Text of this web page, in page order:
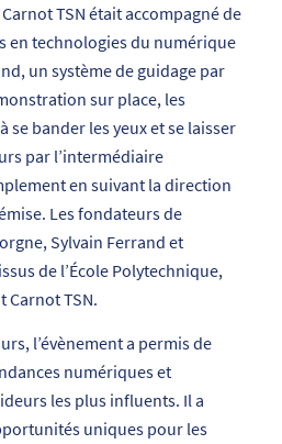
TSN était accompagné de
en technologies du numérique
un système de guidage par
sur place, les
se bander les yeux et se laisser
par l’intermédiaire
en suivant la direction
Les fondateurs de
Sylvain Ferrand et
de l’École Polytechnique,
Carnot TSN.
l’évènement a permis de
numériques et
les plus influents. Il a
uniques pour les